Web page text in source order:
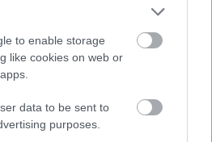
to enable storage
like cookies on web or
data to be sent to
purposes.